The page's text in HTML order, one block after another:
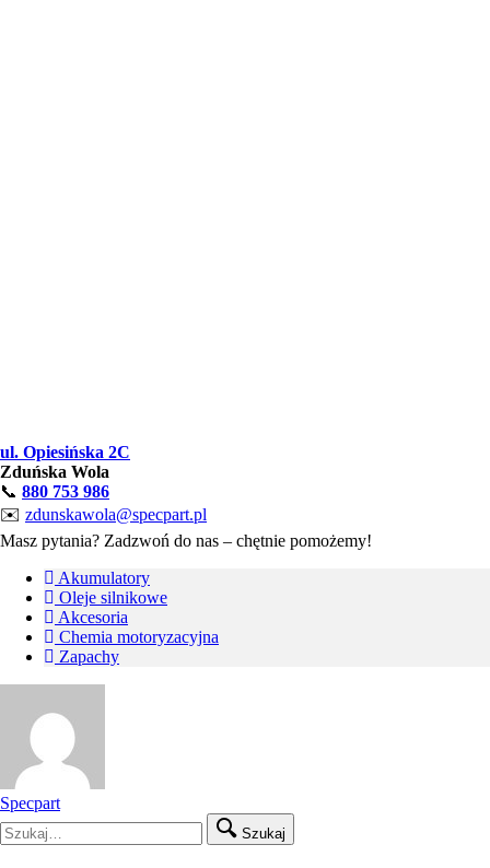
ul. Opiesińska 2C
Zduńska Wola
📞 880 753 986
✉️ zdunskawola@specpart.pl
Masz pytania? Zadzwoń do nas – chętnie pomożemy!
Akumulatory
Oleje silnikowe
Akcesoria
Chemia motoryzacyjna
Zapachy
Specpart
Szukaj